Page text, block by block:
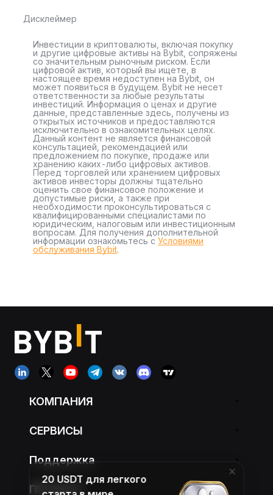
Дисклеймер
Инвестиции в криптовалюты, включая покупку
и другие цифровые активы на Bybit, сопряжены
со значительным рыночным риском. Если
цифровой актив, который вы ищете, в
настоящее время недоступен на Bybit, он
может появиться в будущем. Bybit не несет
ответственности за любые результаты
инвестиций. Информация о ценах и другие
данные, представленные здесь, получены из
открытых источников и предоставляются
исключительно в ознакомительных целях.
Данный контент не является финансовой
консультацией, рекомендацией или
предложением по покупке, продаже или
хранению каких-либо цифровых активов.
Перед торговлей или хранением цифровых
активов инвесторы должны тщательно
оценить свое финансовое положение и
допустимые риски, а также при
необходимости проконсультироваться с
квалифицированными специалистами по
юридическим, налоговым или инвестиционным
вопросам. Для получения дополнительной
информации ознакомьтесь с Условиями
обслуживания Bybit.
КОМПАНИЯ
СЕРВИСЫ
Поддержка
ПРОДУКТ
20 USDT для легкого